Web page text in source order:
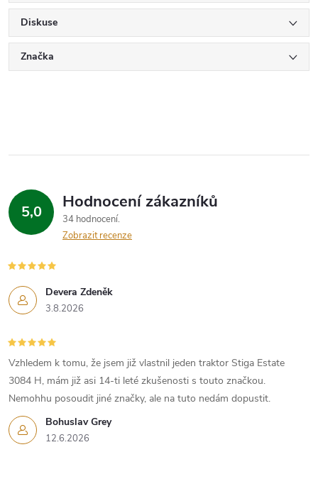
Diskuse
Značka
5,0 Hodnocení zákazníků
34 hodnocení
Zobrazit recenze
Devera Zdeněk
3.8.2026
Bohuslav Grey
12.6.2026
Vzhledem k tomu, že jsem již vlastnil jeden traktor Stiga Estate
3084 H, mám již asi 14-ti leté zkušenosti s touto značkou.
Nemohhu posoudit jiné značky, ale na tuto nedám dopustit.